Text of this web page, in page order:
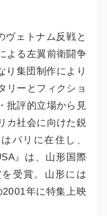
ヴェトナム反戦と
よる左翼前衛闘争
り集団制作により
リーとフィクショ
批評的立場から見
カ社会に向けた鋭
パリに在住し、
』は、山形国際
受賞。山形には
年に特集上映